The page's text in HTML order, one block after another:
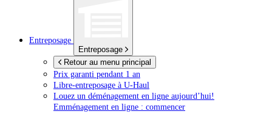
Entreposage
Entreposage
Retour au menu principal
Prix garanti pendant 1 an
Libre-entreposage à U-Haul
Louez un déménagement en ligne aujourd’hui!
Emménagement en ligne : commencer